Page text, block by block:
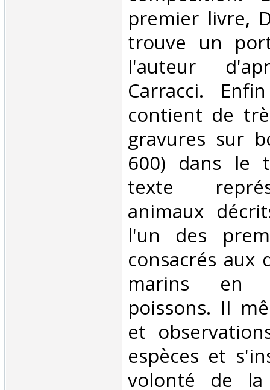
premier livre,
trouve un
l'auteur
Carracci.
contient de
gravures sur
600) dans le
texte
animaux
l'un des
consacrés aux
marins en
poissons. Il
et
espèces et
volonté de